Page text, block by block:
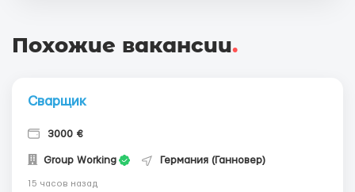
Похожие вакансии.
Сварщик
3000 €
Group Working Германия (Ганновер)
15 часов назад